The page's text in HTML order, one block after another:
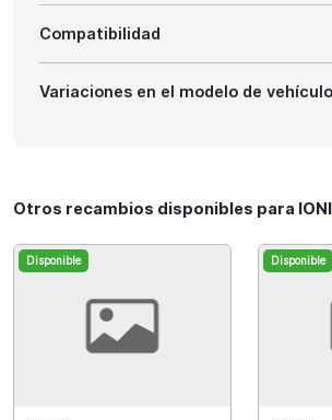
Compatibilidad
Variaciones en el modelo de vehículo
Otros recambios disponibles para
Disponible Disponible